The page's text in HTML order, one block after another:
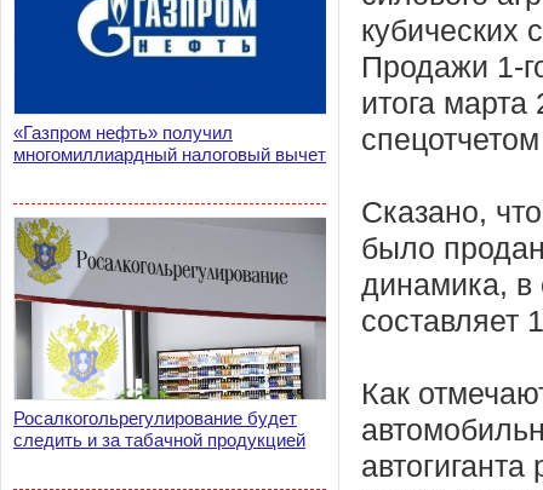
«Газпром нефть» получил
многомиллиардный налоговый вычет
Росалкогольрегулирование будет
следить и за табачной продукцией
кубических
Продажи 1-
итога
Сказано,
было
динамика, в
составляет
Как